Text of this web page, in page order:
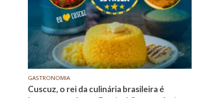
GASTRONOMIA
Cuscuz, o rei da culinária brasileira é